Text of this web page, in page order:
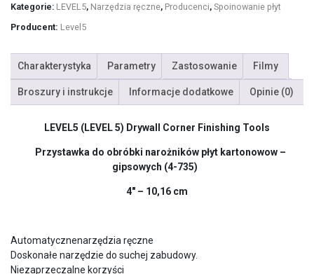
Kategorie: LEVEL5, Narzędzia ręczne, Producenci, Spoinowanie płyt
Producent: Level5
Charakterystyka Parametry Zastosowanie Filmy
Broszury i instrukcje Informacje dodatkowe Opinie (0)
LEVEL5 (LEVEL 5) Drywall Corner Finishing Tools
Przystawka do obróbki narożników płyt kartonowow –
gipsowych (4-735)
4″ – 10,16 cm
Automatycznenarzędzia ręczne
Doskonałe narzędzie do suchej zabudowy.
Niezaprzeczalne korzyści